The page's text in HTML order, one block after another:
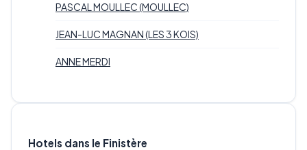
PASCAL MOULLEC (MOULLEC)
JEAN-LUC MAGNAN (LES 3 KOIS)
ANNE MERDI
Hotels dans le Finistère